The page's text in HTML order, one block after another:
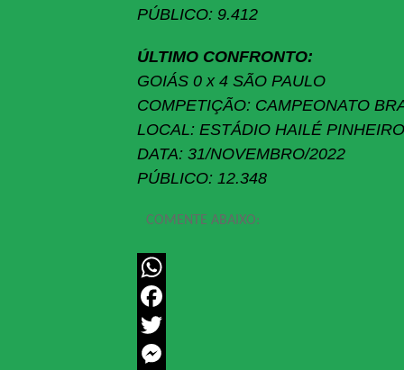
PÚBLICO: 9.412
ÚLTIMO CONFRONTO:
GOIÁS 0 x 4 SÃO PAULO
COMPETIÇÃO: CAMPEONATO
LOCAL: ESTÁDIO HAILÉ PINHEIRO
DATA: 31/NOVEMBRO/2022
PÚBLICO: 12.348
COMENTE ABAIXO:
WhatsApp
Facebook
Twitter